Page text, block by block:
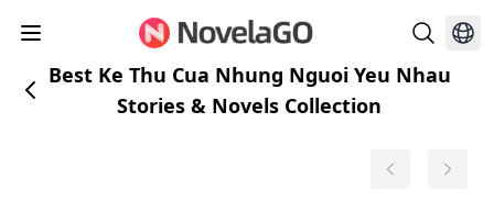
Best Ke Thu Cua Nhung Nguoi Yeu Nhau
Stories & Novels Collection